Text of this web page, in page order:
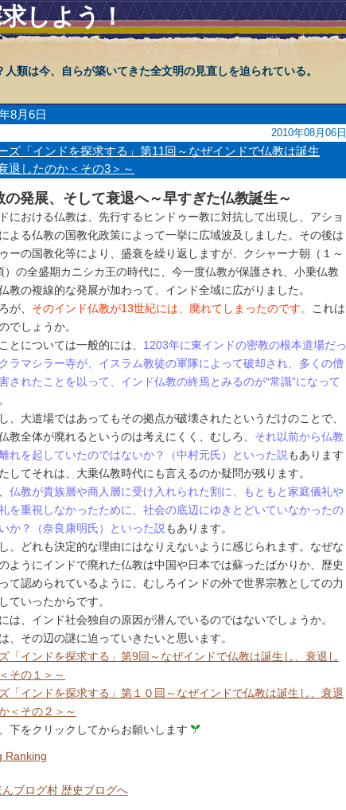
しよう！
類は今、自らが築いてきた全文明の見直しを迫られている。
8月6日
2010年08月06日
ズ「インドを探求する」第11回～なぜインドで仏教は誕生
退したのか＜その3＞～
の発展、そして衰退へ～早すぎた仏教誕生～
における仏教は、先行するヒンドゥー教に対抗して出現し、アショ
よる仏教の国教化政策によって一挙に広域波及しました。その後は
ーの国教化等により、盛衰を繰り返しますが、クシャーナ朝（１～
）の全盛期カニシカ王の時代に、今一度仏教が保護され、小乗仏教
教の複線的な発展が加わって、インド全域に広がりました。
が、 そのインド仏教が13世紀には、廃れてしまったのです。
これは
でしょうか。
とについては一般的には、 1203年に東インドの密教の根本道場だっ
ラマシラー寺が、イスラム教徒の軍隊によって破却され、多くの僧
されたことを以って、インド仏教の終焉とみるのが“常識”になって
。
、大道場ではあってもその拠点が破壊されたというだけのことで、
教全体が廃れるというのは考えにくく、むしろ、 それ以前から仏教
れを起していたのではないか？（中村元氏）といった説 もあります
してそれは、大乗仏教時代にも言えるのか疑問が残ります。
仏教が貴族層や商人層に受け入れられた割に、もともと家庭儀礼や
を重視しなかったために、社会の底辺にゆきとどいていなかったの
か？（奈良康明氏）といった説 もあります。
、どれも決定的な理由にはなりえないように感じられます。なぜな
ようにインドで廃れた仏教は中国や日本では蘇ったばかりか、歴史
て認められているように、むしろインドの外で世界宗教としての力
ていったからです。
は、インド社会独自の原因が潜んでいるのではないでしょうか。
、その辺の謎に迫っていきたいと思います。
「インドを探求する」第9回～なぜインドで仏教は誕生し、衰退し
その１＞～
「インドを探求する」第１０回～なぜインドで仏教は誕生し、衰退
＜その２＞～
下をクリックしてからお願いします